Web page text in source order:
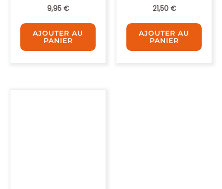
9,95 €
AJOUTER AU
PANIER
21,50 €
AJOUTER AU
PANIER